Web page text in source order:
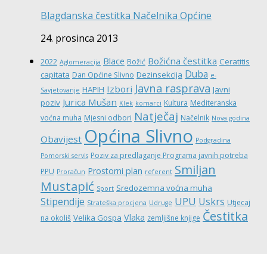
Blagdanska čestitka Načelnika Općine
24. prosinca 2013
2022 Aglomeracija Blace Božić Božićna čestitka Ceratitis
capitata Dan Općine Slivno Dezinsekcija Duba e-
Savjetovanje HAPIH Izbori Javna rasprava Javni
poziv Jurica Mušan Klek komarci Kultura Mediteranska
voćna muha Mjesni odbori Natječaj Načelnik Nova godina
Obavijest Općina Slivno Podgradina
Pomorski servis Poziv za predlaganje Programa javnih potreba
PPU Proračun Prostorni plan referent Smiljan
Mustapić Sport Sredozemna voćna muha
Stipendije Strateška procjena Udruge UPU Uskrs Utjecaj
na okoliš Velika Gospa Vlaka zemljišne knjige Čestitka